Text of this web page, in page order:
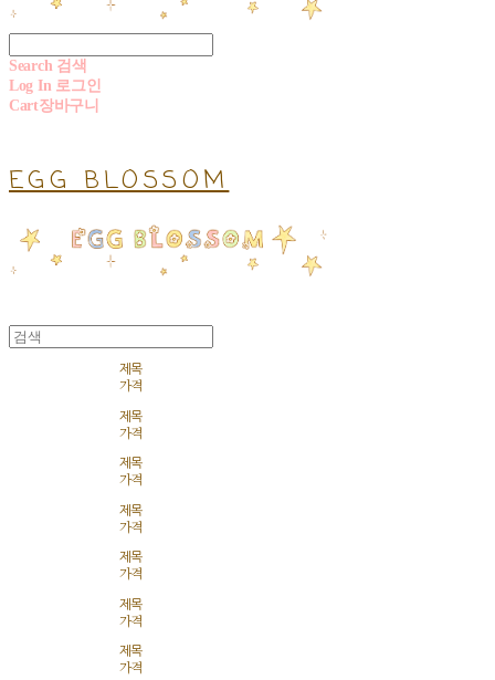
Search 검색
Log In 로그인
Cart장바구니
EGG BLOSSOM
제목
가격
제목
가격
제목
가격
제목
가격
제목
가격
제목
가격
제목
가격